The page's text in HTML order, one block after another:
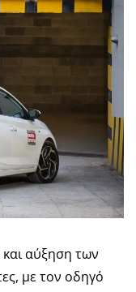
αύξηση των
με τον οδηγό